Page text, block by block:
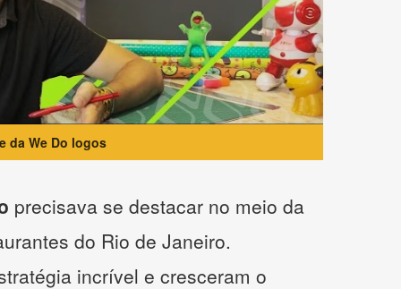
da We Do logos
precisava se destacar no meio da
do Rio de Janeiro.
incrível e cresceram o